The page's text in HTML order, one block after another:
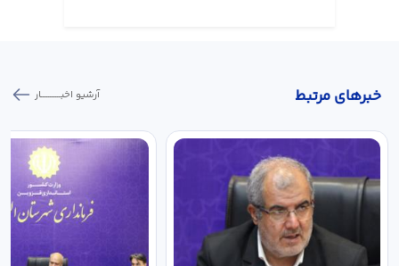
خبر‌های مرتبط آرشیو اخبـــــــــــار